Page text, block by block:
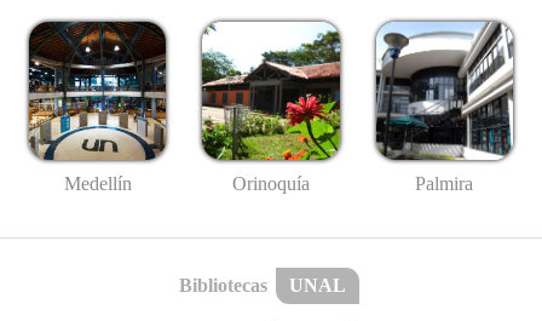
Medellín Orinoquía Palmira
Bibliotecas UNAL